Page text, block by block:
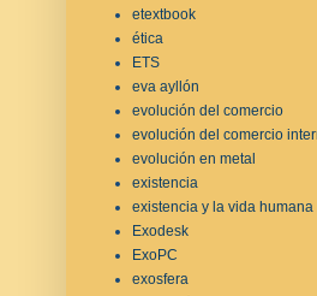
etextbook
ética
ETS
eva ayllón
evolución del comercio
evolución del comercio
evolución en metal
existencia
existencia y la vida humana
Exodesk
ExoPC
exosfera